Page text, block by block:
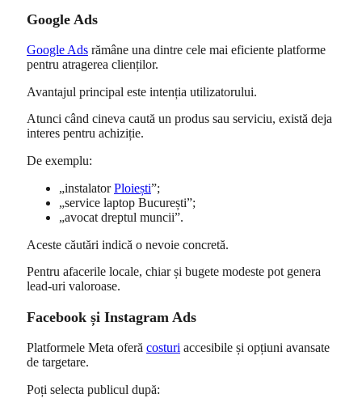
Google Ads
Google Ads rămâne una dintre cele mai eficiente platforme
pentru atragerea clienților.
Avantajul principal este intenția utilizatorului.
Atunci când cineva caută un produs sau serviciu, există deja
interes pentru achiziție.
De exemplu:
„instalatorPloiești”;
„service laptop București”;
„avocat dreptul muncii”.
Aceste căutări indică o nevoie concretă.
Pentru afacerile locale, chiar și bugete modeste pot genera
lead-uri valoroase.
Facebook și Instagram Ads
Platformele Meta oferă costuri accesibile și opțiuni avansate
de targetare.
Poți selecta publicul după: